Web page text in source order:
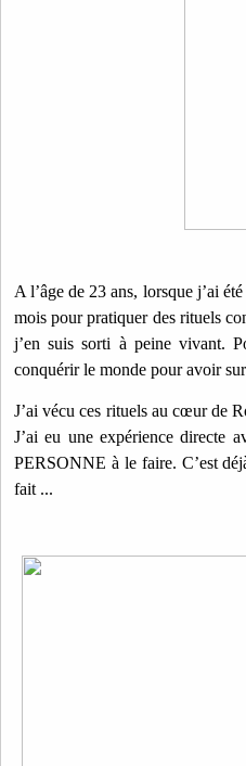
A l’âge de 23 ans, lorsque j’ai
mois pour pratiquer des rituels
j’en suis sorti à peine vivant.
conquérir le monde pour avoir
J’ai vécu ces rituels au cœur de
J’ai eu une expérience directe
PERSONNE à le faire. C’est
fait ...